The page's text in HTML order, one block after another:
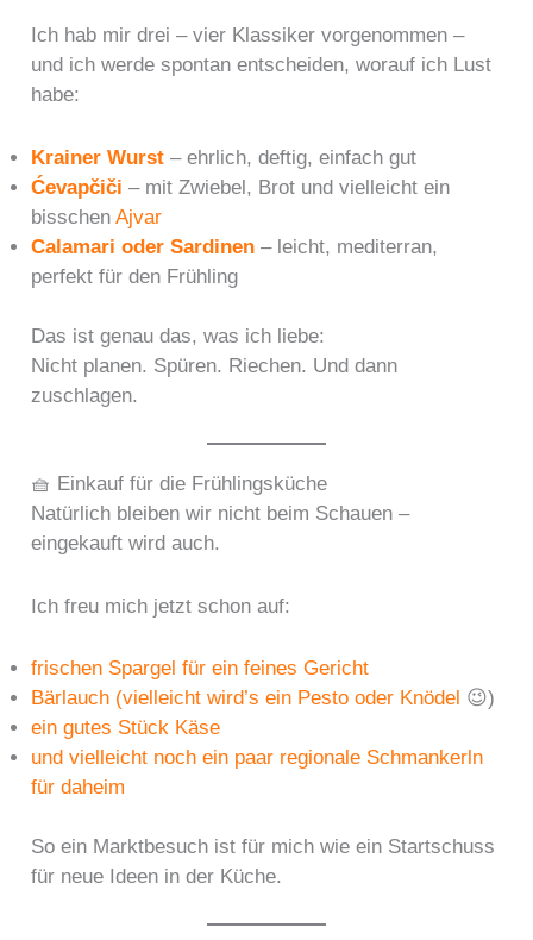
Ich hab mir drei – vier Klassiker vorgenommen –
und ich werde spontan entscheiden, worauf ich Lust
habe:
Krainer Wurst – ehrlich, deftig, einfach gut
Ćevapčiči – mit Zwiebel, Brot und vielleicht ein
bisschenAjvar
Calamari oder Sardinen – leicht, mediterran,
perfekt für den Frühling
Das ist genau das, was ich liebe:
Nicht planen. Spüren. Riechen. Und dann
zuschlagen.
🧺 Einkauf für die Frühlingsküche
Natürlich bleiben wir nicht beim Schauen –
eingekauft wird auch.
Ich freu mich jetzt schon auf:
frischen Spargel für ein feines Gericht
Bärlauch (vielleicht wird’s ein Pesto oder Knödel 😉)
ein gutes Stück Käse
und vielleicht noch ein paar regionale Schmankerln
für daheim
So ein Marktbesuch ist für mich wie ein Startschuss
für neue Ideen in der Küche.